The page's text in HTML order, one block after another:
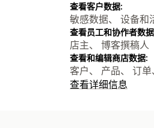
查看客户数据:
敏感数据、 设备和
查看员工和协作者数
店主、 博客撰稿人
查看和编辑商店数据:
客户、 产品、 订
查看详细信息